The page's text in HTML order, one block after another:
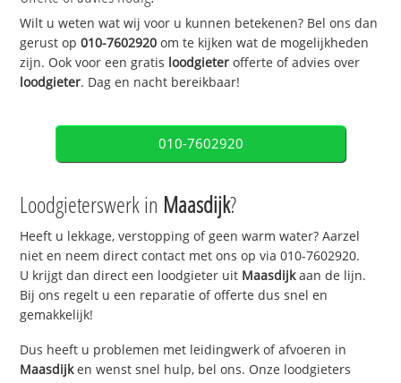
Wilt u weten wat wij voor u kunnen betekenen? Bel ons dan
gerust op010-7602920 om te kijken wat de mogelijkheden
zijn. Ook voor een gratis loodgieter offerte of advies over
loodgieter. Dag en nacht bereikbaar!
010-7602920
Loodgieterswerk in Maasdijk?
Heeft u lekkage, verstopping of geen warm water? Aarzel
niet en neem direct contact met ons op via 010-7602920.
U krijgt dan direct een loodgieter uit Maasdijkaan de lijn.
Bij ons regelt u een reparatie of offerte dus snel en
gemakkelijk!
Dus heeft u problemen met leidingwerk of afvoeren in
Maasdijken wenst snel hulp, bel ons. Onze loodgieters